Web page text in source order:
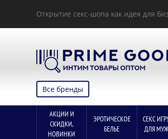
Открытие секс-шопа как идея для
Все бренды
АКЦИИ И
СКИДКИ,
НОВИНКИ
ЭРОТИЧЕСКОЕ
БЕЛЬЕ
СЕКС
ДЛЯ